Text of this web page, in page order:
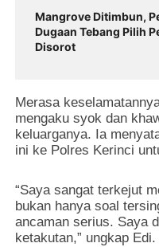
Mangrove Ditimbun,
Dugaan Tebang Pilih
Disorot
Merasa
mengaku syok dan
keluarganya. Ia
ini ke Polres Kerinci
“Saya sangat terkejut
bukan hanya soal
ancaman serius. Saya
ketakutan,” ungkap Edi.